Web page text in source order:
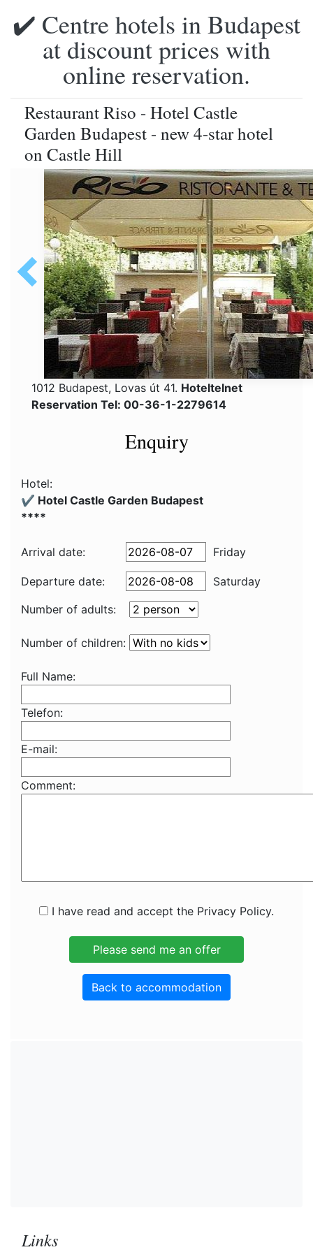
✔️ Centre hotels in Budapest
at discount prices with
online reservation.
Restaurant Riso - Hotel Castle
Garden Budapest - new 4-star hotel
on Castle Hill
1012 Budapest, Lovas út 41. Hoteltelnet
Reservation Tel: 00-36-1-2279614
Enquiry
Hotel:
✔️ Hotel Castle Garden Budapest
****
Arrival date: Friday
Departure date:
Saturday
Number of adults:
Number of children:
Full Name:
Telefon:
E-mail:
Comment:
I have read and accept the Privacy Policy.
Back to accommodation
Links